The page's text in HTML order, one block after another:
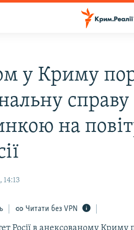
у Криму
справу
на
14:13
Читати без VPN